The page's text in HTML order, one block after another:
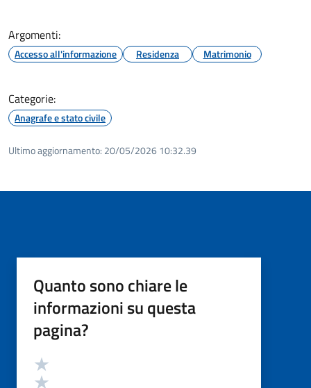
Argomenti:
Accesso all'informazione Residenza Matrimonio
Categorie:
Anagrafe e stato civile
Ultimo aggiornamento: 20/05/2026 10:32.39
Quanto sono chiare le
informazioni su questa
pagina?
Valutazione